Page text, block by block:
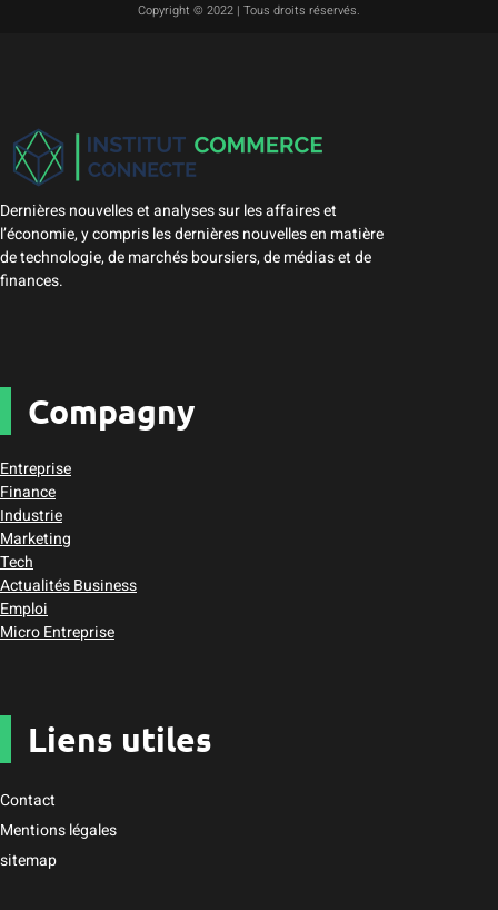
Copyright © 2022 | Tous droits réservés.
Dernières nouvelles et analyses sur les affaires et
l’économie, y compris les dernières nouvelles en matière
de technologie, de marchés boursiers, de médias et de
finances.
Compagny
Entreprise
Finance
Industrie
Marketing
Tech
Actualités Business
Emploi
Micro Entreprise
Liens utiles
Contact
Mentions légales
sitemap